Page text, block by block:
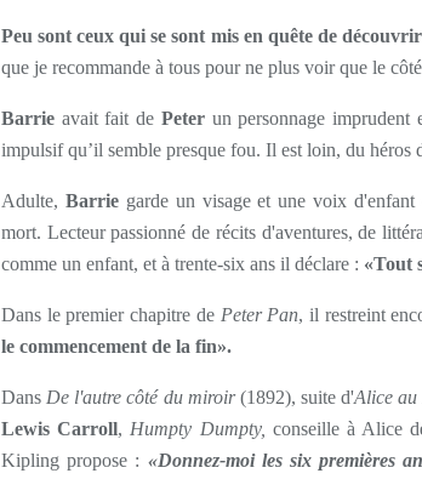
Peu sont ceux qui se sont mis en quête de
que je recommande à tous pour ne plus voir que le
Barrie avait fait de Peterun personnage imprudent
impulsif qu’il semble presque fou. Il est loin, du héros
Adulte, Barriegarde un visage et une voix d'enfant
mort. Lecteur passionné de récits d'aventures, de
comme un enfant, et à trente-six ans il déclare : «Tout
Dans le premier chapitre de Peter Pan, il restreint
le commencement de la fin».
Dans De l'autre côté du miroir(1892), suite d'Alice au
Lewis Carroll, Humpty Dumpty, conseille à Alice
Kipling propose : «Donnez-moi les six premières